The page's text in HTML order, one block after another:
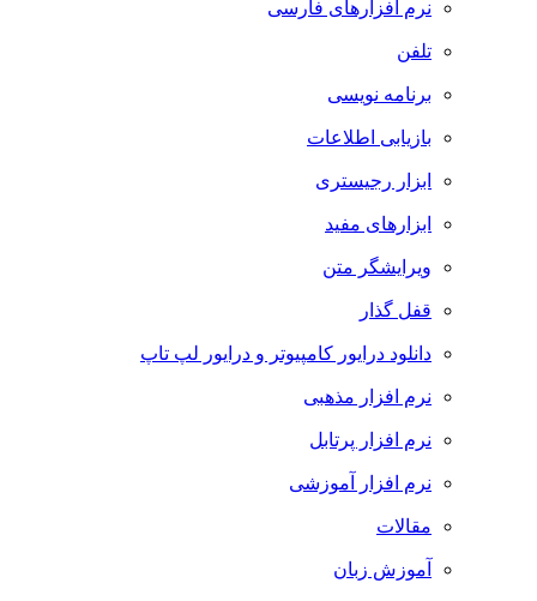
نرم افزارهای فارسی
تلفن
برنامه نویسی
بازیابی اطلاعات
ابزار رجیستری
ابزارهای مفید
ویرایشگر متن
قفل گذار
دانلود درایور کامپیوتر و درایور لپ تاپ
نرم افزار مذهبی
نرم افزار پرتابل
نرم افزار آموزشی
مقالات
آموزش زبان